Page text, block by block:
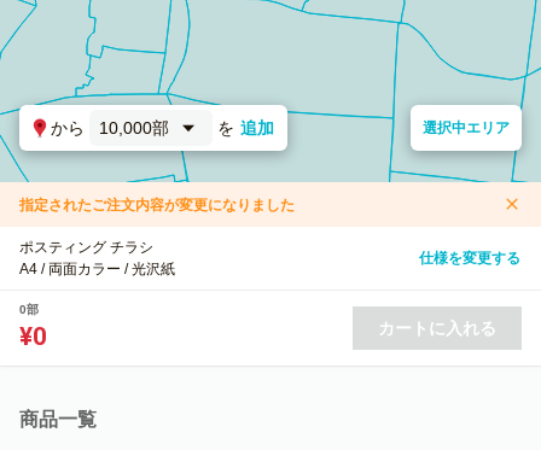
から 10,000部 を 追加 選択中エリア
指定されたご注文内容が変更になりました
ポスティング チラシ
A4 / 両面カラー / 光沢紙
仕様を変更する
0部
¥0 カートに入れる
商品一覧